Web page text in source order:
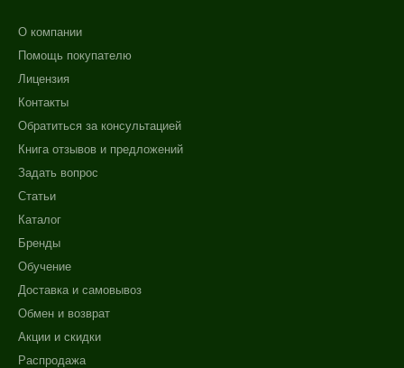
О компании
Помощь покупателю
Лицензия
Контакты
Обратиться за консультацией
Книга отзывов и предложений
Задать вопрос
Статьи
Каталог
Бренды
Обучение
Доставка и самовывоз
Обмен и возврат
Акции и скидки
Распродажа